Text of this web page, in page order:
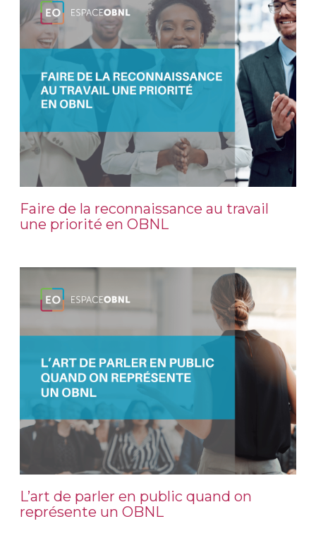
Faire de la reconnaissance au travail
une priorité en OBNL
L’art de parler en public quand on
représente un OBNL